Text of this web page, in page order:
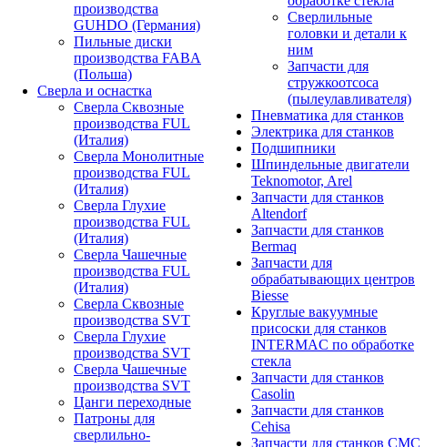
производства
GUHDO (Германия)
Пильные диски
производства FABA
(Польша)
Сверла и оснастка
Сверла Сквозные
производства FUL
(Италия)
Сверла Монолитные
производства FUL
(Италия)
Сверла Глухие
производства FUL
(Италия)
Сверла Чашечные
производства FUL
(Италия)
Сверла Сквозные
производства SVT
Сверла Глухие
производства SVT
Сверла Чашечные
производства SVT
Цанги переходные
Патроны для
сверлильно-
Сверлильные
головки и детали к
ним
Запчасти для
стружкоотсоса
(пылеулавливателя)
Пневматика для станков
Электрика для станков
Подшипники
Шпиндельные двигатели
Teknomotor, Arel
Запчасти для станков
Altendorf
Запчасти для станков
Bermaq
Запчасти для
обрабатывающих центров
Biesse
Круглые вакуумные
присоски для станков
INTERMAC по обработке
стекла
Запчасти для станков
Casolin
Запчасти для станков
Cehisa
Запчасти для станков CMC